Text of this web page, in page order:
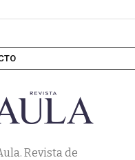
Revista de